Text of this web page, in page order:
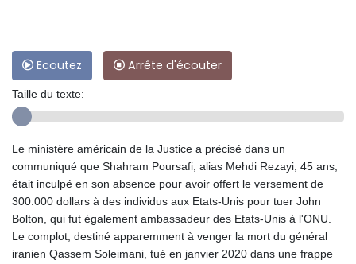
Ecoutez Arrête d'écouter
Taille du texte:
Le ministère américain de la Justice a précisé dans un
communiqué que Shahram Poursafi, alias Mehdi Rezayi, 45 ans,
était inculpé en son absence pour avoir offert le versement de
300.000 dollars à des individus aux Etats-Unis pour tuer John
Bolton, qui fut également ambassadeur des Etats-Unis à l'ONU.
Le complot, destiné apparemment à venger la mort du général
iranien Qassem Soleimani, tué en janvier 2020 dans une frappe